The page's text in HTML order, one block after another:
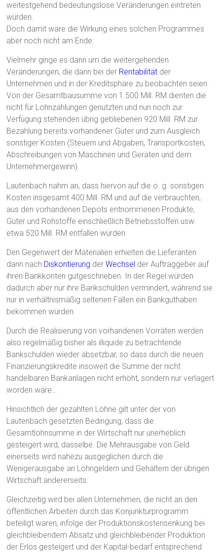
weitestgehend bedeutungslose Veränderungen eintreten
würden.
Doch damit wäre die Wirkung eines solchen Programmes
aber noch nicht am Ende:
Vielmehr ginge es dann um die weitergehenden
Veränderungen, die dann bei der Rentabilität der
Unternehmen und in der Kreditsphäre zu beobachten seien.
Von der Gesamtbausumme von 1.500 Mill. RM dienten die
nicht für Lohnzahlungen genutzten und nun noch zur
Verfügung stehenden übrig gebliebenen 920 Mill. RM zur
Bezahlung bereits vorhandener Güter und zum Ausgleich
sonstiger Kosten (Steuern und Abgaben, Transportkosten,
Abschreibungen von Maschinen und Geräten und dem
Unternehmergewinn).
Lautenbach nahm an, dass hiervon auf die o. g. sonstigen
Kosten insgesamt 400 Mill. RM und auf die verbrauchten,
aus den vorhandenen Depots entnommenen Produkte,
Güter und Rohstoffe einschließlich Betriebsstoffen usw.
etwa 520 Mill. RM entfallen würden.
Den Gegenwert der Materialien erhielten die Lieferanten
dann nach Diskontierung derWechsel der Auftraggeber auf
ihren Bankkonten gutgeschrieben. In der Regel würden
dadurch aber nur ihre Bankschulden vermindert, während sie
nur in verhältnismäßig seltenen Fällen ein Bankguthaben
bekommen würden.
Durch die Realisierung von vorhandenen Vorräten werden
also regelmäßig bisher als illiquide zu betrachtende
Bankschulden wieder absetzbar, so dass durch die neuen
Finanzierungskredite insoweit die Summe der nicht
handelbaren Bankanlagen nicht erhöht, sondern nur verlagert
worden wäre…
Hinsichtlich der gezahlten Löhne gilt unter der von
Lautenbach gesetzten Bedingung, dass die
Gesamtlohnsumme in der Wirtschaft nur unerheblich
gesteigert wird, dasselbe. Die Mehrausgabe von Geld
einerseits wird nahezu ausgeglichen durch die
Wenigerausgabe an Lohngeldern und Gehältern der übrigen
Wirtschaft andererseits.
Gleichzeitig wird bei allen Unternehmen, die nicht an den
öffentlichen Arbeiten durch das Konjunkturprogramm
beteiligt waren, infolge der Produktionskostensenkung bei
gleichbleibendem Absatz und gleichbleibender Produktion
der Erlös gesteigert und der Kapital-bedarf entsprechend